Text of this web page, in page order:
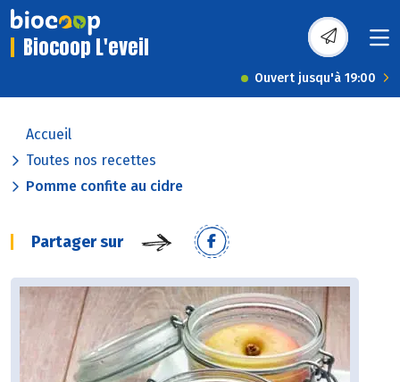
Biocoop L'eveil
Ouvert jusqu'à 19:00
Accueil
Toutes nos recettes
Pomme confite au cidre
Partager sur